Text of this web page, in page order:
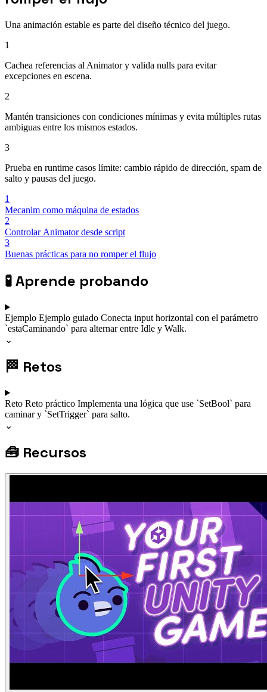
Una animación estable es parte del diseño técnico del juego.
1
Cachea referencias al Animator y valida nulls para evitar
excepciones en escena.
2
Mantén transiciones con condiciones mínimas y evita múltiples rutas
ambiguas entre los mismos estados.
3
Prueba en runtime casos límite: cambio rápido de dirección, spam de
salto y pausas del juego.
1
Mecanim como máquina de estados
2
Controlar Animator desde script
3
Buenas prácticas para no romper el flujo
🧪Aprende probando
Ejemplo Ejemplo guiado Conecta input horizontal con el parámetro
`estaCaminando` para alternar entre Idle y Walk.
⌄
🏁 Retos
Reto Reto práctico Implementa una lógica que use `SetBool` para
caminar y `SetTrigger` para salto.
⌄
🧰 Recursos